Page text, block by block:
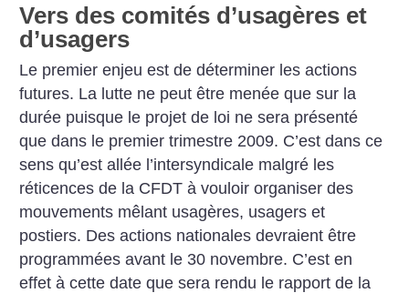
Vers des comités d’usagères et
d’usagers
Le premier enjeu est de déterminer les actions
futures. La lutte ne peut être menée que sur la
durée puisque le projet de loi ne sera présenté
que dans le premier trimestre 2009. C’est dans ce
sens qu’est allée l’intersyndicale malgré les
réticences de la CFDT à vouloir organiser des
mouvements mêlant usagères, usagers et
postiers. Des actions nationales devraient être
programmées avant le 30 novembre. C’est en
effet à cette date que sera rendu le rapport de la